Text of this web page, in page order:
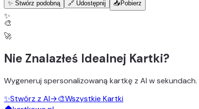
✨ Stwórz podobną 🔗 Udostępnij 📥 Pobierz
✨
🎨
🚀
Nie Znalazłeś Idealnej Kartki?
Wygeneruj spersonalizowaną kartkę z AI w sekundach.
✨Stwórz z AI→🎨Wszystkie Kartki